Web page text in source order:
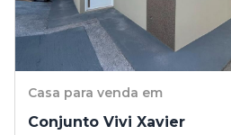
Casa para venda em
Conjunto Vivi Xavier